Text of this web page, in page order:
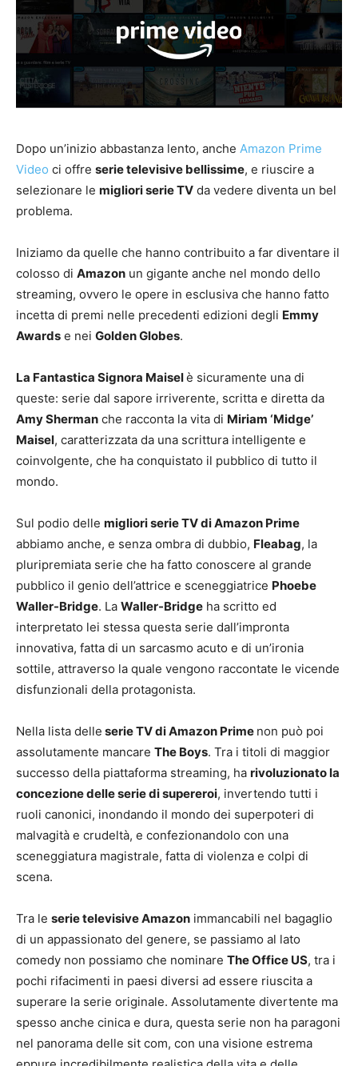
Dopo un’inizio abbastanza lento, anche Amazon Prime
Video ci offre serie televisive bellissime, e riuscire a
selezionare le migliori serie TV da vedere diventa un bel
problema.
Iniziamo da quelle che hanno contribuito a far diventare il
colosso di Amazon un gigante anche nel mondo dello
streaming, ovvero le opere in esclusiva che hanno fatto
incetta di premi nelle precedenti edizioni degli Emmy
Awards e nei Golden Globes.
La Fantastica Signora Maiselè sicuramente una di
queste: serie dal sapore irriverente, scritta e diretta da
Amy Sherman che racconta la vita di Miriam ‘Midge’
Maisel, caratterizzata da una scrittura intelligente e
coinvolgente, che ha conquistato il pubblico di tutto il
mondo.
Sul podio delle migliori serie TV di Amazon Prime
abbiamo anche, e senza ombra di dubbio, Fleabag, la
pluripremiata serie che ha fatto conoscere al grande
pubblico il genio dell’attrice e sceneggiatrice Phoebe
Waller-Bridge. La Waller-Bridge ha scritto ed
interpretato lei stessa questa serie dall’impronta
innovativa, fatta di un sarcasmo acuto e di un’ironia
sottile, attraverso la quale vengono raccontate le vicende
disfunzionali della protagonista.
Nella lista delle serie TV di Amazon Prime non può poi
assolutamente mancare The Boys. Tra i titoli di maggior
successo della piattaforma streaming, ha rivoluzionato la
concezione delle serie di supereroi, invertendo tutti i
ruoli canonici, inondando il mondo dei superpoteri di
malvagità e crudeltà, e confezionandolo con una
sceneggiatura magistrale, fatta di violenza e colpi di
scena.
Tra le serie televisive Amazon immancabili nel bagaglio
di un appassionato del genere, se passiamo al lato
comedy non possiamo che nominare The Office US, tra i
pochi rifacimenti in paesi diversi ad essere riuscita a
superare la serie originale. Assolutamente divertente ma
spesso anche cinica e dura, questa serie non ha paragoni
nel panorama delle sit com, con una visione estrema